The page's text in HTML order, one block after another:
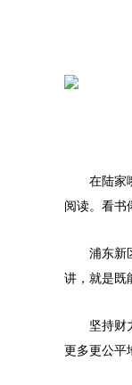
在陆家嘴
阅读。看书
浦东新区
讲，就是既
坚持财力
更多更公平